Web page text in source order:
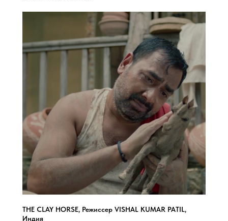
THE CLAY HORSE, Режиссер VISHAL KUMAR PATIL,
Индия